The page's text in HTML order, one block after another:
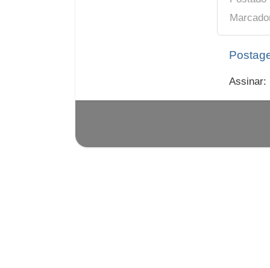
Assinar: